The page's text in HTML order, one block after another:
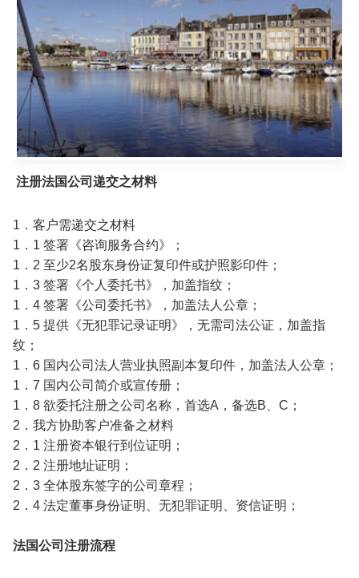
注册法国公司递交之材料
1．客户需递交之材料
1．1 签署《咨询服务合约》；
1．2 至少2名股东身份证复印件或护照影印件；
1．3 签署《个人委托书》，加盖指纹；
1．4 签署《公司委托书》，加盖法人公章；
1．5 提供《无犯罪记录证明》，无需司法公证，加盖指
纹；
1．6 国内公司法人营业执照副本复印件，加盖法人公章；
1．7 国内公司简介或宣传册；
1．8 欲委托注册之公司名称，首选A，备选B、C；
2．我方协助客户准备之材料
2．1 注册资本银行到位证明；
2．2 注册地址证明；
2．3 全体股东签字的公司章程；
2．4 法定董事身份证明、无犯罪证明、资信证明；
法国公司注册流程